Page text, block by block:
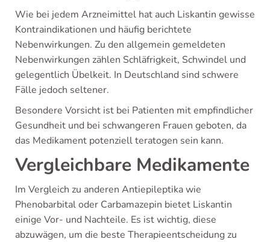
Wie bei jedem Arzneimittel hat auch Liskantin gewisse
Kontraindikationen und häufig berichtete
Nebenwirkungen. Zu den allgemein gemeldeten
Nebenwirkungen zählen Schläfrigkeit, Schwindel und
gelegentlich Übelkeit. In Deutschland sind schwere
Fälle jedoch seltener.
Besondere Vorsicht ist bei Patienten mit empfindlicher
Gesundheit und bei schwangeren Frauen geboten, da
das Medikament potenziell teratogen sein kann.
Vergleichbare Medikamente
Im Vergleich zu anderen Antiepileptika wie
Phenobarbital oder Carbamazepin bietet Liskantin
einige Vor- und Nachteile. Es ist wichtig, diese
abzuwägen, um die beste Therapieentscheidung zu